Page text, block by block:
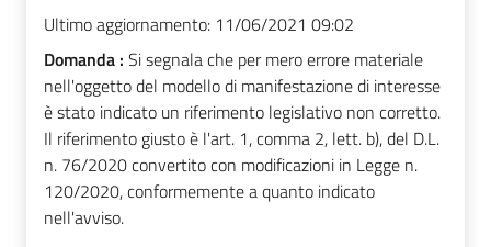
Ultimo aggiornamento: 11/06/2021 09:02
Domanda : Si segnala che per mero errore materiale
nell'oggetto del modello di manifestazione di interesse
è stato indicato un riferimento legislativo non corretto.
Il riferimento giusto è l'art. 1, comma 2, lett. b), del D.L.
n. 76/2020 convertito con modificazioni in Legge n.
120/2020, conformemente a quanto indicato
nell'avviso.